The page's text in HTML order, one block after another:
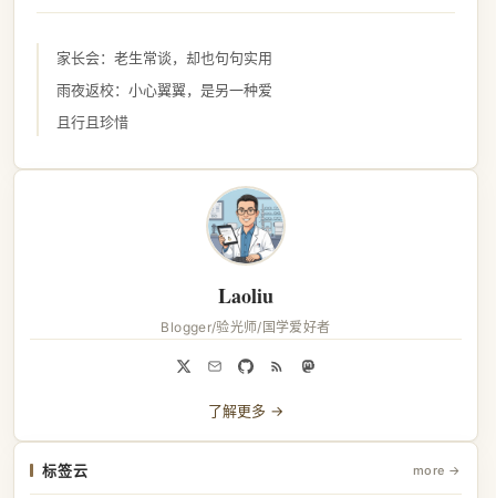
Laoliu
Blogger/验光师/国学爱好者
了解更多 →
标签云 more →
家长会：老生常谈，却也句句实用
雨夜返校：小心翼翼，是另一种爱
且行且珍惜